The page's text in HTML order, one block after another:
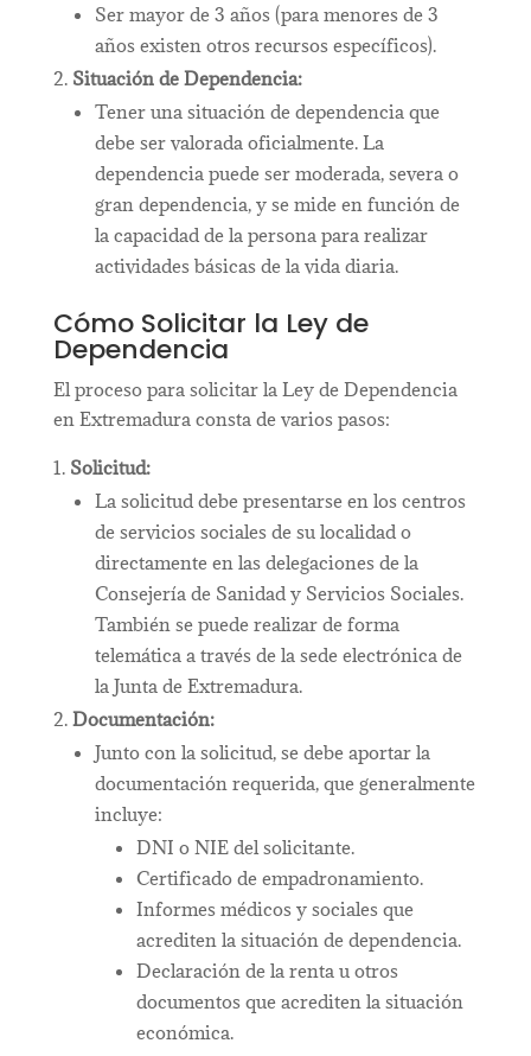
Ser mayor de 3 años (para menores de 3
años existen otros recursos específicos).
Situación de Dependencia:
Tener una situación de dependencia que
debe ser valorada oficialmente. La
dependencia puede ser moderada, severa o
gran dependencia, y se mide en función de
la capacidad de la persona para realizar
actividades básicas de la vida diaria.
Cómo Solicitar la Ley de
Dependencia
El proceso para solicitar la Ley de Dependencia
en Extremadura consta de varios pasos:
Solicitud:
La solicitud debe presentarse en los centros
de servicios sociales de su localidad o
directamente en las delegaciones de la
Consejería de Sanidad y Servicios Sociales.
También se puede realizar de forma
telemática a través de la sede electrónica de
la Junta de Extremadura.
Documentación:
Junto con la solicitud, se debe aportar la
documentación requerida, que generalmente
incluye:
DNI o NIE del solicitante.
Certificado de empadronamiento.
Informes médicos y sociales que
acrediten la situación de dependencia.
Declaración de la renta u otros
documentos que acrediten la situación
económica.